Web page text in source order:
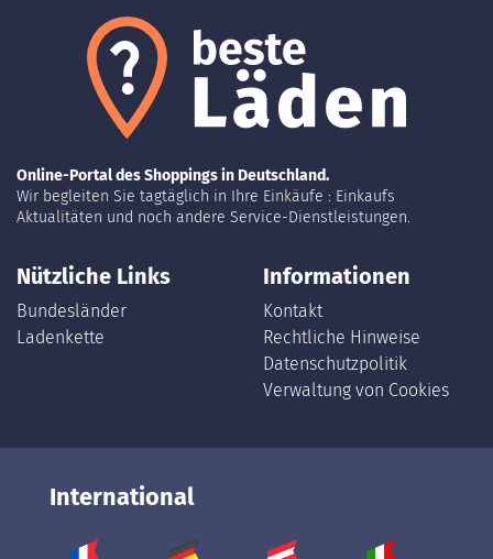
Online-Portal des Shoppings in Deutschland.
Wir begleiten Sie tagtäglich in Ihre Einkäufe : Einkaufs
Aktualitäten und noch andere Service-Dienstleistungen.
Nützliche Links
Bundesländer
Ladenkette
Informationen
Kontakt
Rechtliche Hinweise
Datenschutzpolitik
Verwaltung von Cookies
International